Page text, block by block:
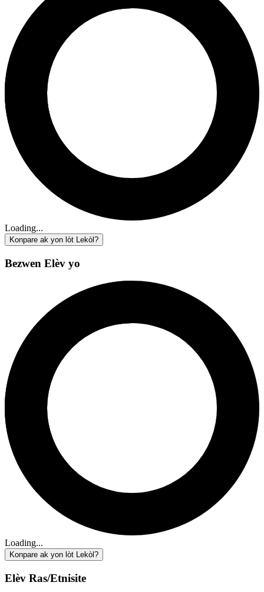
Loading...
Konpare ak yon lòt Lekòl?
Bezwen Elèv yo
Loading...
Konpare ak yon lòt Lekòl?
Elèv Ras/Etnisite